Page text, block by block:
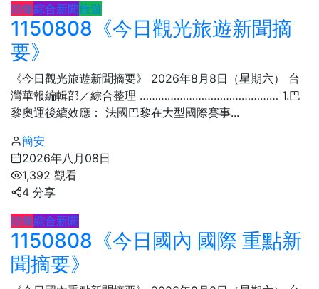
頭條綜合新聞旅遊
1150808《今日觀光旅遊新聞摘
要》
《今日觀光旅遊新聞摘要》 2026年8月8日（星期六） 台
灣華報編輯部／綜合整理 ……………………………………… 1.​巴
黎奧運後續效應： 法國巴黎在大型國際賽事...
簡安
2026年八月08日
1,392 觀看
4 分享
頭條綜合新聞
1150808《今日國內 國際 重點新
聞摘要》